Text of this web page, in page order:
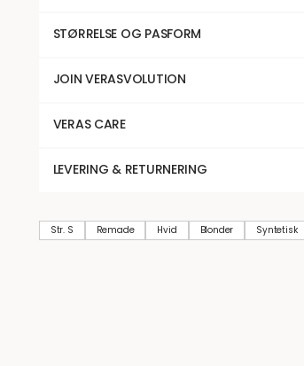
STØRRELSE OG PASFORM
JOIN VERASVOLUTION
VERAS CARE
LEVERING & RETURNERING
Str. S Remade Hvid Blonder Syntetisk